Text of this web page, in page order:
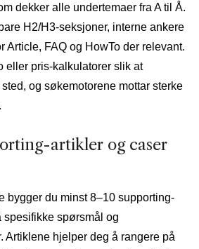
dekker alle undertemaer fra A til Å.
H2/H3-seksjoner, interne ankere
Article, FAQ og HowTo der relevant.
eller pris-kalkulatorer slik at
og søkemotorene mottar sterke
artikler og caser
bygger du minst 8–10 supporting-
spesifikke spørsmål og
Artiklene hjelper deg å rangere på